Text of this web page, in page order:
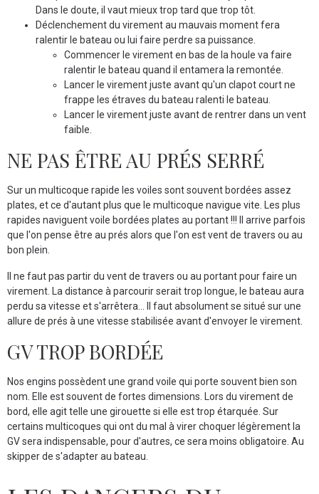
Dans le doute, il vaut mieux trop tard que trop tôt.
Déclenchement du virement au mauvais moment fera
ralentir le bateau ou lui faire perdre sa puissance.
Commencer le virement en bas de la houle va faire
ralentir le bateau quand il entamera la remontée.
Lancer le virement juste avant qu'un clapot court ne
frappe les étraves du bateau ralenti le bateau.
Lancer le virement juste avant de rentrer dans un vent
faible.
NE PAS ÊTRE AU PRÉS SERRÉ
Sur un multicoque rapide les voiles sont souvent bordées assez
plates, et ce d'autant plus que le multicoque navigue vite. Les plus
rapides naviguent voile bordées plates au portant !!! Il arrive parfois
que l'on pense être au prés alors que l'on est vent de travers ou au
bon plein.
Il ne faut pas partir du vent de travers ou au portant pour faire un
virement. La distance à parcourir serait trop longue, le bateau aura
perdu sa vitesse et s'arrêtera... Il faut absolument se situé sur une
allure de prés à une vitesse stabilisée avant d'envoyer le virement.
GV TROP BORDÉE
Nos engins possèdent une grand voile qui porte souvent bien son
nom. Elle est souvent de fortes dimensions. Lors du virement de
bord, elle agit telle une girouette si elle est trop étarquée. Sur
certains multicoques qui ont du mal à virer choquer légèrement la
GV sera indispensable, pour d'autres, ce sera moins obligatoire. Au
skipper de s'adapter au bateau.